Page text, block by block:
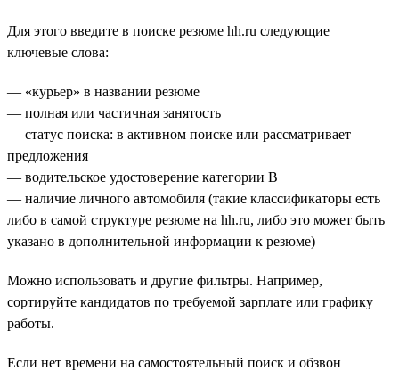
Для этого введите в поиске резюме hh.ru следующие
ключевые слова:
— «курьер» в названии резюме
— полная или частичная занятость
— статус поиска: в активном поиске или рассматривает
предложения
— водительское удостоверение категории В
— наличие личного автомобиля (такие классификаторы есть
либо в самой структуре резюме на hh.ru, либо это может быть
указано в дополнительной информации к резюме)
Можно использовать и другие фильтры. Например,
сортируйте кандидатов по требуемой зарплате или графику
работы.
Если нет времени на самостоятельный поиск и обзвон